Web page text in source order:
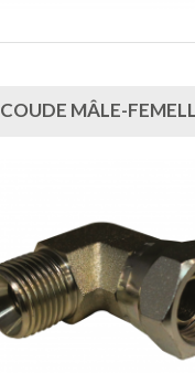
COUDE MÂLE-